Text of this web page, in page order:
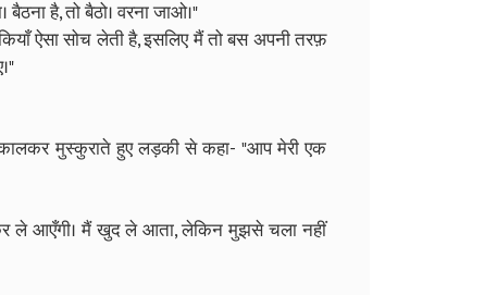
है, तो बैठो। वरना जाओ।"
ऐसा सोच लेती है, इसलिए मैं तो बस अपनी तरफ़
मुस्कुराते हुए लड़की से कहा- "आप मेरी एक
ले आएँगी। मैं खुद ले आता, लेकिन मुझसे चला नहीं